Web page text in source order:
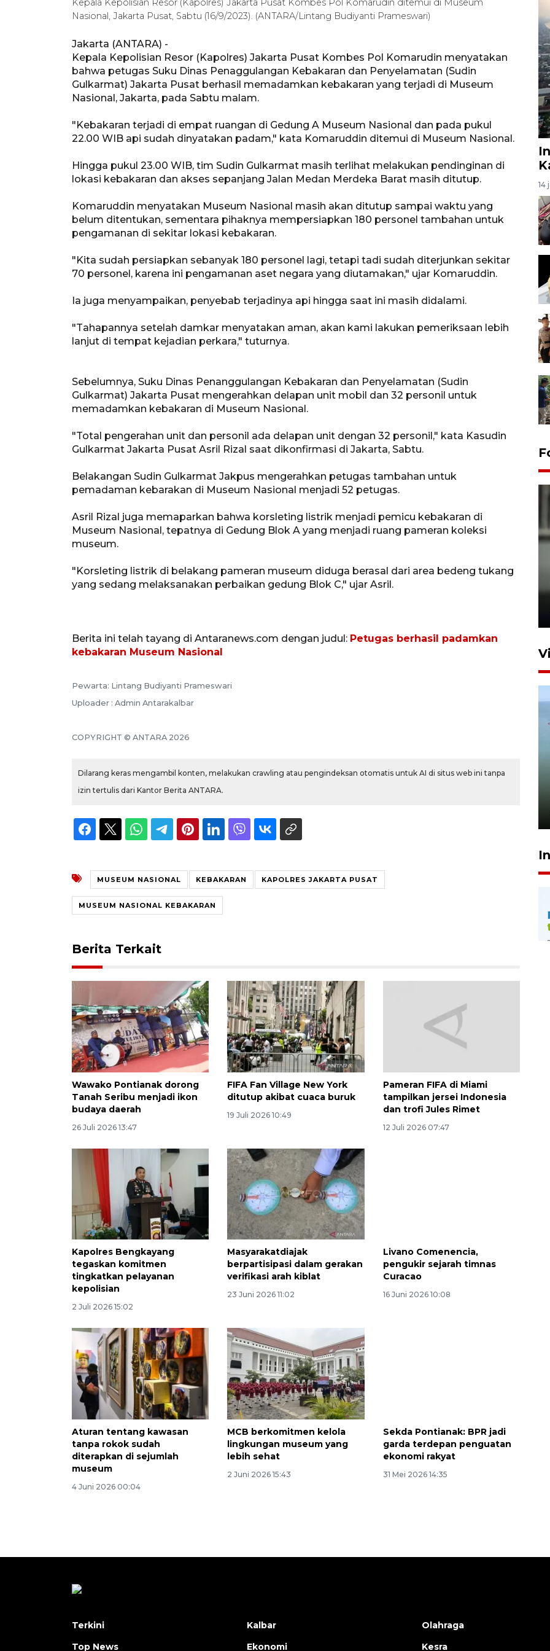
Kepala Kepolisian Resor (Kapolres) Jakarta Pusat Kombes Pol Komarudin ditemui di Museum
Nasional, Jakarta Pusat, Sabtu (16/9/2023). (ANTARA/Lintang Budiyanti Prameswari)
Jakarta (ANTARA) -
Kepala Kepolisian Resor (Kapolres) Jakarta Pusat Kombes Pol Komarudin menyatakan
bahwa petugas Suku Dinas Penaggulangan Kebakaran dan Penyelamatan (Sudin
Gulkarmat) Jakarta Pusat berhasil memadamkan kebakaran yang terjadi di Museum
Nasional, Jakarta, pada Sabtu malam.
"Kebakaran terjadi di empat ruangan di Gedung A Museum Nasional dan pada pukul
22.00 WIB api sudah dinyatakan padam," kata Komaruddin ditemui di Museum Nasional.
Hingga pukul 23.00 WIB, tim Sudin Gulkarmat masih terlihat melakukan pendinginan di
lokasi kebakaran dan akses sepanjang Jalan Medan Merdeka Barat masih ditutup.
Komaruddin menyatakan Museum Nasional masih akan ditutup sampai waktu yang
belum ditentukan, sementara pihaknya mempersiapkan 180 personel tambahan untuk
pengamanan di sekitar lokasi kebakaran.
"Kita sudah persiapkan sebanyak 180 personel lagi, tetapi tadi sudah diterjunkan sekitar
70 personel, karena ini pengamanan aset negara yang diutamakan," ujar Komaruddin.
Ia juga menyampaikan, penyebab terjadinya api hingga saat ini masih didalami.
"Tahapannya setelah damkar menyatakan aman, akan kami lakukan pemeriksaan lebih
lanjut di tempat kejadian perkara," tuturnya.
Sebelumnya, Suku Dinas Penanggulangan Kebakaran dan Penyelamatan (Sudin
Gulkarmat) Jakarta Pusat mengerahkan delapan unit mobil dan 32 personil untuk
memadamkan kebakaran di Museum Nasional.
"Total pengerahan unit dan personil ada delapan unit dengan 32 personil," kata Kasudin
Gulkarmat Jakarta Pusat Asril Rizal saat dikonfirmasi di Jakarta, Sabtu.
Belakangan Sudin Gulkarmat Jakpus mengerahkan petugas tambahan untuk
pemadaman kebarakan di Museum Nasional menjadi 52 petugas.
Asril Rizal juga memaparkan bahwa korsleting listrik menjadi pemicu kebakaran di
Museum Nasional, tepatnya di Gedung Blok A yang menjadi ruang pameran koleksi
museum.
"Korsleting listrik di belakang pameran museum diduga berasal dari area bedeng tukang
yang sedang melaksanakan perbaikan gedung Blok C," ujar Asril.
Berita ini telah tayang di Antaranews.com dengan judul: Petugas berhasil padamkan
kebakaran Museum Nasional
Pewarta: Lintang Budiyanti Prameswari
Uploader : Admin Antarakalbar
COPYRIGHT © ANTARA 2026
Dilarang keras mengambil konten, melakukan crawling atau pengindeksan otomatis untuk AI di situs web ini tanpa
izin tertulis dari Kantor Berita ANTARA.
MUSEUM NASIONAL KEBAKARAN KAPOLRES JAKARTA PUSAT
MUSEUM NASIONAL KEBAKARAN
Berita Terkait
Wawako Pontianak dorong
Tanah Seribu menjadi ikon
budaya daerah
26 Juli 2026 13:47
FIFA Fan Village New York
ditutup akibat cuaca buruk
19 Juli 2026 10:49
Pameran FIFA di Miami
tampilkan jersei Indonesia
dan trofi Jules Rimet
12 Juli 2026 07:47
Kapolres Bengkayang
tegaskan komitmen
tingkatkan pelayanan
kepolisian
2 Juli 2026 15:02
Masyarakatdiajak
berpartisipasi dalam gerakan
verifikasi arah kiblat
23 Juni 2026 11:02
Livano Comenencia,
pengukir sejarah timnas
Curacao
16 Juni 2026 10:08
Aturan tentang kawasan
tanpa rokok sudah
diterapkan di sejumlah
museum
4 Juni 2026 00:04
MCB berkomitmen kelola
lingkungan museum yang
lebih sehat
2 Juni 2026 15:43
Sekda Pontianak: BPR jadi
garda terdepan penguatan
ekonomi rakyat
31 Mei 2026 14:35
14
Karhutla Kalimantan Barat
Optimalkan aset negara,
Memberantas kejahatan
jalanan Jakarta
2026-08-05 18:00:00
Terkini
Top News
Kalbar
Ekonomi
Olahraga
Kesra